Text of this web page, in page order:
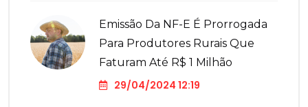
Emissão Da NF-E É Prorrogada
Para Produtores Rurais Que
Faturam Até R$ 1 Milhão
29/04/2024 12:19